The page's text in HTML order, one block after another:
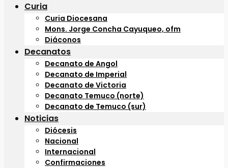
Curia
Curia Diocesana
Mons. Jorge Concha Cayuqueo, ofm
Diáconos
Decanatos
Decanato de Angol
Decanato de Imperial
Decanato de Victoria
Decanato Temuco (norte)
Decanato de Temuco (sur)
Noticias
Diócesis
Nacional
Internacional
Confirmaciones